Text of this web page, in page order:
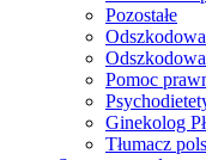
Pozostałe
Pomoc
Ginekolog
Tłumacz